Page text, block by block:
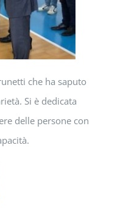
che ha saputo
Si è dedicata
delle persone con